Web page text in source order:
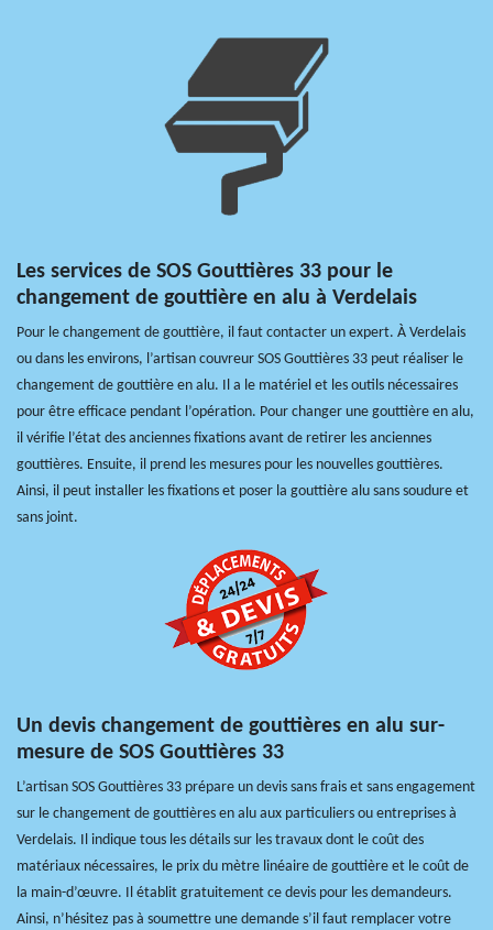
Les services de SOS Gouttières 33 pour le
changement de gouttière en alu à Verdelais
Pour le changement de gouttière, il faut contacter un expert. À Verdelais
ou dans les environs, l’artisan couvreur SOS Gouttières 33 peut réaliser le
changement de gouttière en alu. Il a le matériel et les outils nécessaires
pour être efficace pendant l’opération. Pour changer une gouttière en alu,
il vérifie l’état des anciennes fixations avant de retirer les anciennes
gouttières. Ensuite, il prend les mesures pour les nouvelles gouttières.
Ainsi, il peut installer les fixations et poser la gouttière alu sans soudure et
sans joint.
Un devis changement de gouttières en alu sur-
mesure de SOS Gouttières 33
L’artisan SOS Gouttières 33 prépare un devis sans frais et sans engagement
sur le changement de gouttières en alu aux particuliers ou entreprises à
Verdelais. Il indique tous les détails sur les travaux dont le coût des
matériaux nécessaires, le prix du mètre linéaire de gouttière et le coût de
la main-d’œuvre. Il établit gratuitement ce devis pour les demandeurs.
Ainsi, n’hésitez pas à soumettre une demande s’il faut remplacer votre